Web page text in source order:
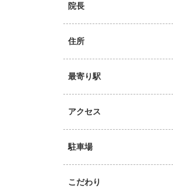
院長
住所
最寄り駅
アクセス
駐車場
こだわり